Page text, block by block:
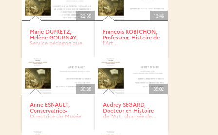
22:39
Marie DUPRETZ,
Hélène GOURNAY,
Service pédagogique
13:46
François ROBICHON,
Professeur, Histoire de
l’Art...
30:38
Anne ESNAULT,
Conservatrice-
Directrice du Musée
39:02
Audrey SEGARD,
Docteur en Histoire
de l’Art, chargée de...